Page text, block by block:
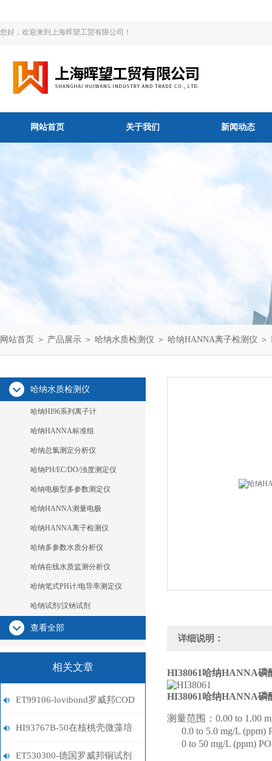
您好，欢迎来到上海晖望工贸有限公司！
网站首页 关于我们 新闻动态
网站首页 ＞ 产品展示 ＞ 哈纳水质检测仪 ＞ 哈纳HANNA离子检测仪 ＞
哈纳水质检测仪
哈纳HI96系列离子计
哈纳HANNA标准组
哈纳总氯测定分析仪
哈纳PH/EC/DO/浊度测定仪
哈纳电极型多参数测定仪
哈纳HANNA测量电极
哈纳HANNA离子检测仪
哈纳多参数水质分析仪
哈纳在线水质监测分析仪
哈纳笔式PH计/电导率测定仪
哈纳试剂/汉钠试剂
查看全部
相关文章
ET99106-lovibond罗威邦COD
试剂
HI93767B-50在核桃壳微藻培
养基中N利用率检测应用
ET530300-德国罗威邦铜试剂
详细说明：
HI38061哈纳HANNA磷
HI38061哈纳HANNA磷
测量范围：0.00 to 1.00
0.0 to 5.0 mg/L (ppm)
0 to 50 mg/L (ppm)